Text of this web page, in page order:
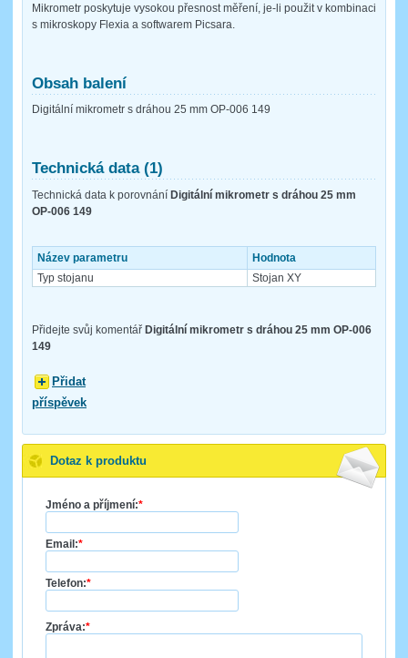
Mikrometr poskytuje vysokou přesnost měření, je-li použit v kombinaci
s mikroskopy Flexia a softwarem Picsara.
Obsah balení
Digitální mikrometr s dráhou 25 mm OP-006 149
Technická data (1)
Technická data k porovnání Digitální mikrometr s dráhou 25 mm
OP-006 149
Název parametru
Hodnota
Typ stojanu
Stojan XY
Přidejte svůj komentář Digitální mikrometr s dráhou 25 mm OP-006
149
Přidat
příspěvek
Dotaz k produktu
Jméno a příjmení:*
Email:*
Telefon:*
Zpráva:*